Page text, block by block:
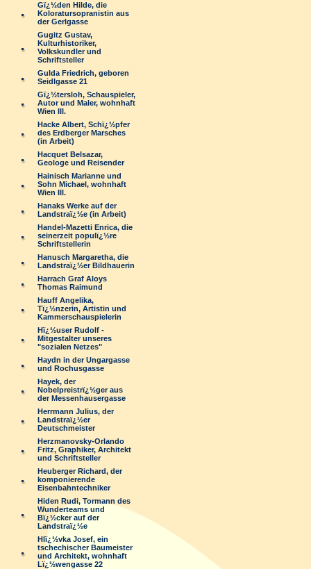
Gï¿½den Hilde, die
Koloratursopranistin aus
der Gerlgasse
Gugitz Gustav,
Kulturhistoriker,
Volkskundler und
Schriftsteller
Gulda Friedrich, geboren
Seidlgasse 21
Gï¿½tersloh, Schauspieler,
Autor und Maler, wohnhaft
Wien III.
Hacke Albert, Schï¿½pfer
des Erdberger Marsches
(in Arbeit)
Hacquet Belsazar,
Geologe und Reisender
Hainisch Marianne und
Sohn Michael, wohnhaft
Wien III.
Hanaks Werke auf der
Landstraï¿½e (in Arbeit)
Handel-Mazetti Enrica, die
seinerzeit populï¿½re
Schriftstellerin
Hanusch Margaretha, die
Landstraï¿½er Bildhauerin
Harrach Graf Aloys
Thomas Raimund
Hauff Angelika,
Tï¿½nzerin, Artistin und
Kammerschauspielerin
Hï¿½user Rudolf -
Mitgestalter unseres
"sozialen Netzes"
Haydn in der Ungargasse
und Rochusgasse
Hayek, der
Nobelpreistrï¿½ger aus
der Messenhausergasse
Herrmann Julius, der
Landstraï¿½er
Deutschmeister
Herzmanovsky-Orlando
Fritz, Graphiker, Architekt
und Schriftsteller
Heuberger Richard, der
komponierende
Eisenbahntechniker
Hiden Rudi, Tormann des
Wunderteams und
Bï¿½cker auf der
Landstraï¿½e
Hlï¿½vka Josef, ein
tschechischer Baumeister
und Architekt, wohnhaft
Lï¿½wengasse 22